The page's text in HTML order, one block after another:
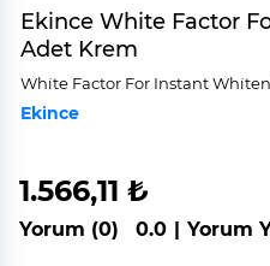
Ekince White Factor
Adet Krem
Whi̇te Factor For Instant
Ekince
1.566,11 ₺
Yorum (0) 0.0 | Yorum